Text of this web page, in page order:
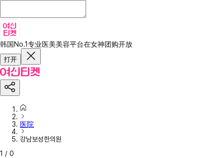
韩国No.1专业医美美容平台在女神团购开放
打开
医院
강남보성한의원
1 / 0